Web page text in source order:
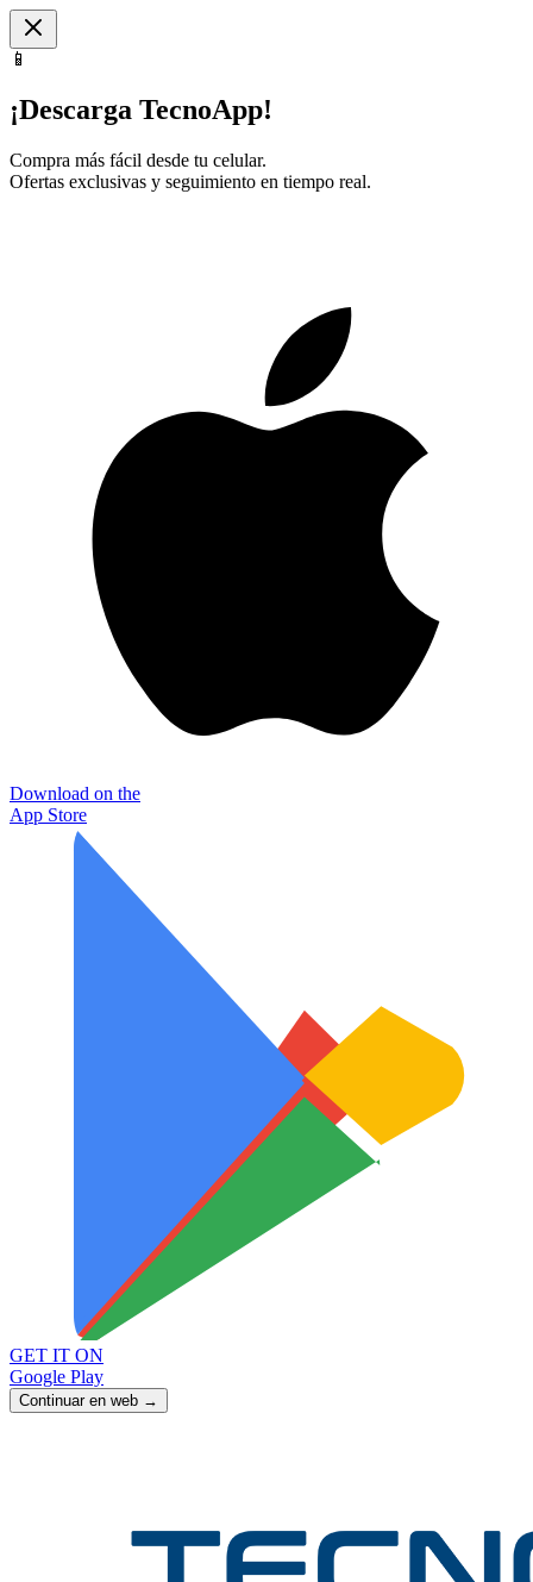
📱
¡Descarga TecnoApp!
Compra más fácil desde tu celular.
Ofertas exclusivas y seguimiento en tiempo real.
Download on the
App Store
GET IT ON
Google Play
Continuar en web →